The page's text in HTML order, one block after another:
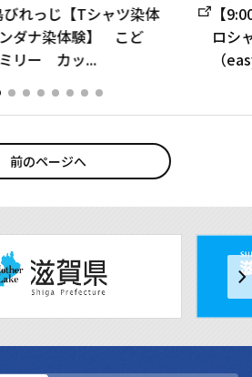
れっじ【Tシャツ染体
ダナ染体験】 こど
リー カッ...
【
ロシ
（
前のページへ